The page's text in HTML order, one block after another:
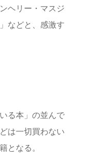
ヘリー・マスジ
などと、感激す
る本」の並んで
は一切買わない
となる。